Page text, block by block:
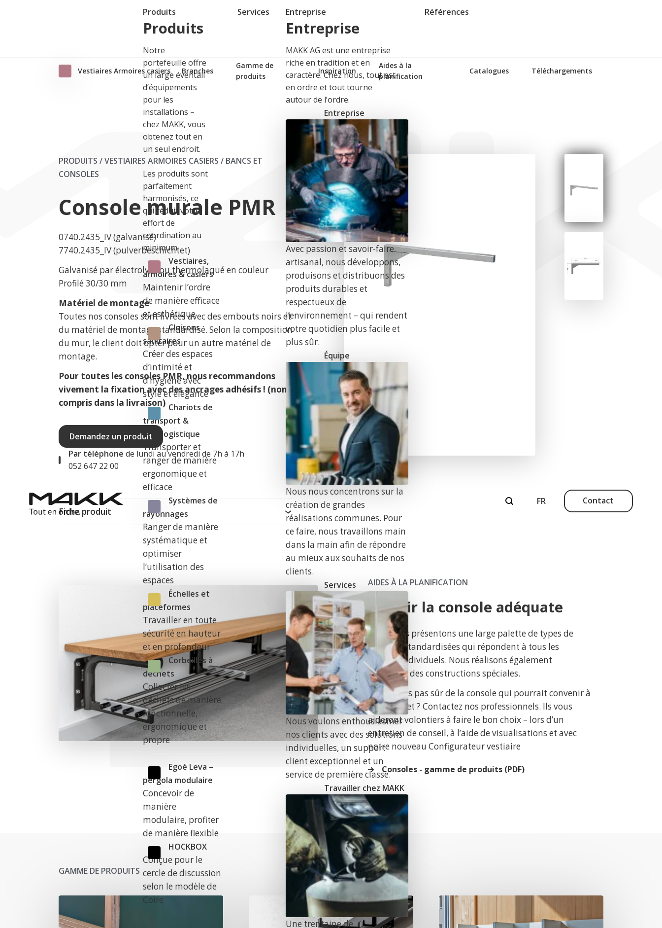
Produits
Produits
Notre
portefeuille offre
un large éventail
d’équipements
pour les
installations –
chez MAKK, vous
obtenez tout en
un seul endroit.
Les produits sont
parfaitement
harmonisés, ce
qui réduit votre
effort de
coordination au
minimum.
Vestiaires,
armoires & casiers
Maintenir l’ordre
de manière efficace
et esthétique
Cloisons
sanitaires
Créer des espaces
d’intimité et
d’hygiène avec
style et élégance
Chariots de
transport &
intralogistique
Transporter et
ranger de manière
ergonomique et
efficace
Systèmes de
rayonnages
Ranger de manière
systématique et
optimiser
l’utilisation des
espaces
Échelles et
plateformes
Travailler en toute
sécurité en hauteur
et en profondeur
Corbeilles à
déchets
Collecter les
déchets de manière
fonctionnelle,
ergonomique et
propre
Egoé Leva –
pergola modulaire
Concevoir de
manière
modulaire, profiter
de manière flexible
HOCKBOX
Conçue pour le
cercle de discussion
selon le modèle de
Coire
Services Entreprise
Entreprise
MAKK AG est une entreprise
riche en tradition et en
caractère. Chez nous, tout est
en ordre et tout tourne
autour de l’ordre.
Entreprise
Avec passion et savoir-faire
artisanal, nous développons,
produisons et distribuons des
produits durables et
respectueux de
l’environnement – qui rendent
votre quotidien plus facile et
plus sûr.
Équipe
Nous nous concentrons sur la
création de grandes
réalisations communes. Pour
ce faire, nous travaillons main
dans la main afin de répondre
au mieux aux souhaits de nos
clients.
Services
Nous voulons enthousiasmer
nos clients avec des solutions
individuelles, un support
client exceptionnel et un
service de première classe.
Travailler chez MAKK
Une trentaine de
Références
Contact
Vestiaires Armoires casiers Branches
Gamme de
produits
Inspiration
Aides à la
planification
Catalogues Téléchargements
PRODUITS / VESTIAIRES ARMOIRES CASIERS / BANCS ET
CONSOLES
Console murale PMR
0740.2435_IV (galvanisé)
7740.2435_IV (pulverbeschichtet)
Galvanisé par électrolyse ou thermolaqué en couleur
Profilé 30/30 mm
Matériel de montage
Toutes nos consoles sont livrées avec des embouts noirs et
du matériel de montage standardisé. Selon la composition
du mur, le client doit opter pour un autre matériel de
montage.
Pour toutes les consoles PMR, nous recommandons
vivement la fixation avec des ancrages adhésifs ! (non
compris dans la livraison)
Demandez un produit
Par téléphone de lundi au vendredi de 7h à 17h
052 647 22 00
Fiche produit
AIDES À LA PLANIFICATION
Choisir la console adéquate
Nous vous présentons une large palette de types de
consoles standardisées qui répondent à tous les
besoins individuels. Nous réalisons également
volontiers des constructions spéciales.
Vous n’êtes pas sûr de la console qui pourrait convenir à
votre projet ? Contactez nos professionnels. Ils vous
aideront volontiers à faire le bon choix – lors d’un
entretien de conseil, à l’aide de visualisations et avec
notre nouveau Configurateur vestiaire
Consoles - gamme de produits (PDF)
GAMME DE PRODUITS